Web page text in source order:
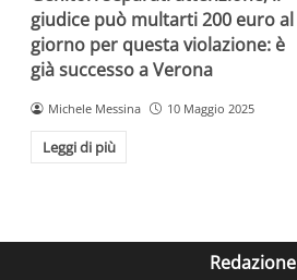
giudice può multarti 200 euro al
giorno per questa violazione: è
già successo a Verona
Michele Messina 10 Maggio 2025
Leggi di più
Redazione